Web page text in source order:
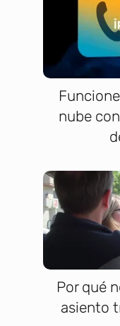
nube
Por qué
asiento